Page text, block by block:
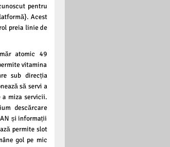
pentru
Acest
preia linie de
atomic 49
vitamina
sub direcția
să servi a
miza servicii.
descărcare
și informații
permite slot
gol pe mic